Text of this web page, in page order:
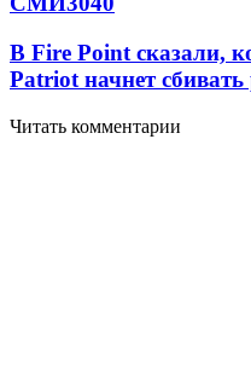
В Fire Point сказали,
Patriot начнет
Читать комментарии